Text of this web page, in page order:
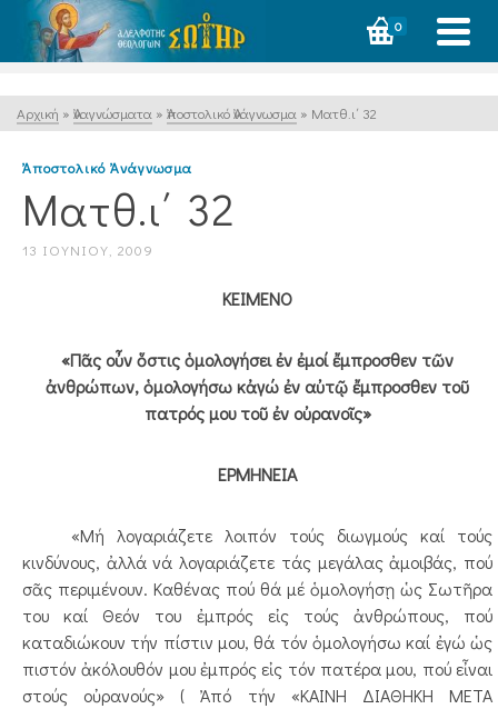
0
Αρχική » Ἀναγνώσματα » Ἀποστολικό Ἀνάγνωσμα » Ματθ.ι΄ 32
Ἀποστολικό Ἀνάγνωσμα
Ματθ.ι΄ 32
13 ΙΟΥΝΊΟΥ, 2009
ΚΕΙΜΕΝΟ
«Πᾶς οὖν ὅστις ὁμολογήσει ἐν ἐμοί ἔμπροσθεν τῶν
ἀνθρώπων, ὁμολογήσω κἀγώ ἐν αὐτῷ ἔμπροσθεν τοῦ
πατρός μου τοῦ ἐν οὐρανοῖς»
ΕΡΜΗΝΕΙΑ
«Μή λογαριάζετε λοιπόν τούς διωγμούς καί τούς
κινδύνους, ἀλλά νά λογαριάζετε τάς μεγάλας ἀμοιβάς, πού
σᾶς περιμένουν. Καθένας πού θά μέ ὁμολογήσῃ ὡς Σωτῆρα
του καί Θεόν του ἐμπρός εἰς τούς ἀνθρώπους, πού
καταδιώκουν τήν πίστιν μου, θά τόν ὁμολογήσω καί ἐγώ ὡς
πιστόν ἀκόλουθόν μου ἐμπρός εἰς τόν πατέρα μου, πού εἶναι
στούς οὐρανούς» ( Ἀπό τήν «ΚΑΙΝΗ ΔΙΑΘΗΚΗ ΜΕΤΑ